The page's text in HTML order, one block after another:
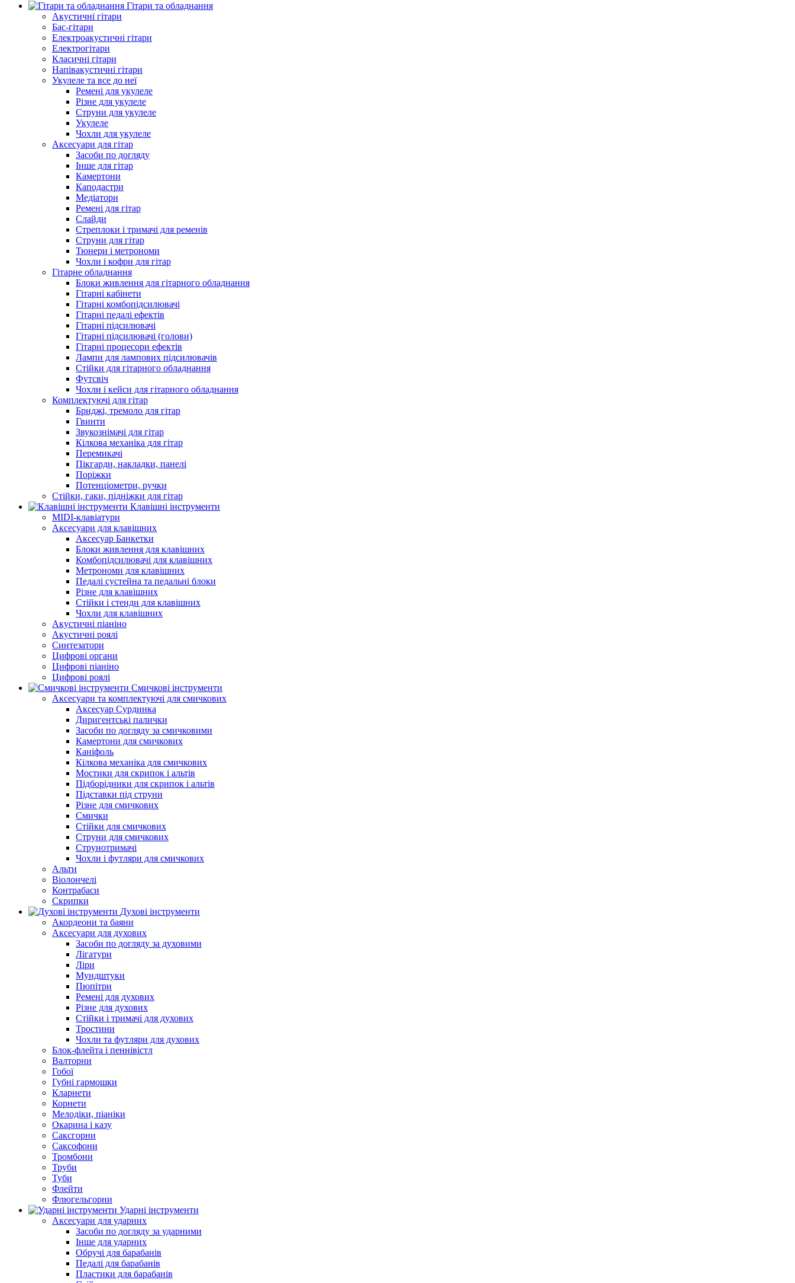
Гітари та обладнання
Акустичні гітари
Бас-гітари
Електроакустичні гітари
Електрогітари
Класичні гітари
Напівакустичні гітари
Укулеле та все до неї
Ремені для укулеле
Різне для укулеле
Струни для укулеле
Укулеле
Чохли для укулеле
Аксесуари для гітар
Засоби по догляду
Інше для гітар
Камертони
Каподастри
Медіатори
Ремені для гітар
Слайди
Стреплоки і тримачі для ременів
Струни для гітар
Тюнери і метрономи
Чохли і кофри для гітар
Гітарне обладнання
Блоки живлення для гітарного обладнання
Гітарні кабінети
Гітарні комбопідсилювачі
Гітарні педалі ефектів
Гітарні підсилювачі
Гітарні підсилювачі (голови)
Гітарні процесори ефектів
Лампи для лампових підсилювачів
Стійки для гітарного обладнання
Футсвіч
Чохли і кейси для гітарного обладнання
Комплектуючі для гітар
Бриджі, тремоло для гітар
Гвинти
Звукознімачі для гітар
Кілкова механіка для гітар
Перемикачі
Пікгарди, накладки, панелі
Поріжки
Потенціометри, ручки
Стійки, гаки, підніжки для гітар
Клавішні інструменти
MIDI-клавіатури
Аксесуари для клавішних
Аксесуар Банкетки
Блоки живлення для клавішних
Комбопідсилювачі для клавішних
Метрономи для клавішних
Педалі сустейна та педальні блоки
Різне для клавішних
Стійки і стенди для клавішних
Чохли для клавішних
Акустичні піаніно
Акустичні роялі
Синтезатори
Цифрові органи
Цифрові піаніно
Цифрові роялі
Смичкові інструменти
Аксесуари та комплектуючі для смичкових
Аксесуар Сурдинка
Диригентські палички
Засоби по догляду за смичковими
Камертони для смичкових
Каніфоль
Кілкова механіка для смичкових
Мостики для скрипок і альтів
Підборiдники для скрипок і альтів
Підставки під струни
Різне для смичкових
Смички
Стійки для смичкових
Струни для смичкових
Струнотримачі
Чохли і футляри для смичкових
Альти
Віолончелі
Контрабаси
Скрипки
Духові інструменти
Акордеони та баяни
Аксесуари для духових
Засоби по догляду за духовими
Лігатури
Ліри
Мундштуки
Пюпітри
Ремені для духових
Різне для духових
Стійки і тримачі для духових
Тростини
Чохли та футляри для духових
Блок-флейта і пеннівістл
Валторни
Гобої
Губні гармошки
Кларнети
Корнети
Мелодіки, піаніки
Окарина і казу
Саксгорни
Саксофони
Тромбони
Труби
Туби
Флейти
Флюгельгорни
Ударні інструменти
Аксесуари для ударних
Засоби по догляду за ударними
Інше для ударних
Обручі для барабанів
Педалі для барабанів
Пластики для барабанів